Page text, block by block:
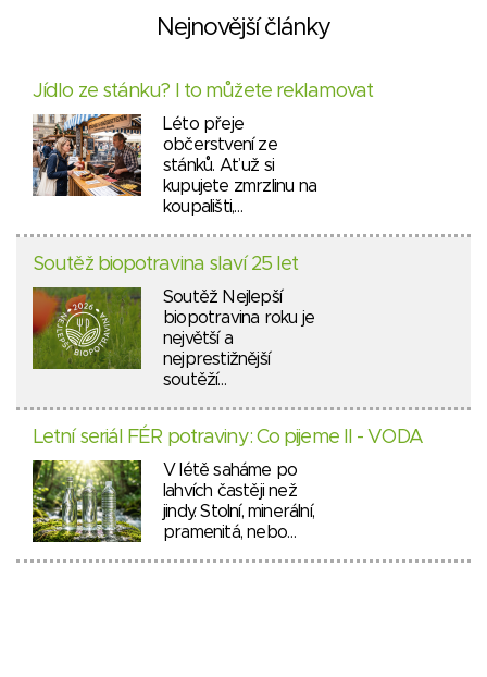
Nejnovější články
Jídlo ze stánku? I to můžete reklamovat
Léto přeje
občerstvení ze
stánků. Ať už si
kupujete zmrzlinu na
koupališti,…
Soutěž biopotravina slaví 25 let
Soutěž Nejlepší
biopotravina roku je
největší a
nejprestižnější
soutěží…
Letní seriál FÉR potraviny: Co pijeme II - VODA
V létě saháme po
lahvích častěji než
jindy. Stolní, minerální,
pramenitá, nebo…